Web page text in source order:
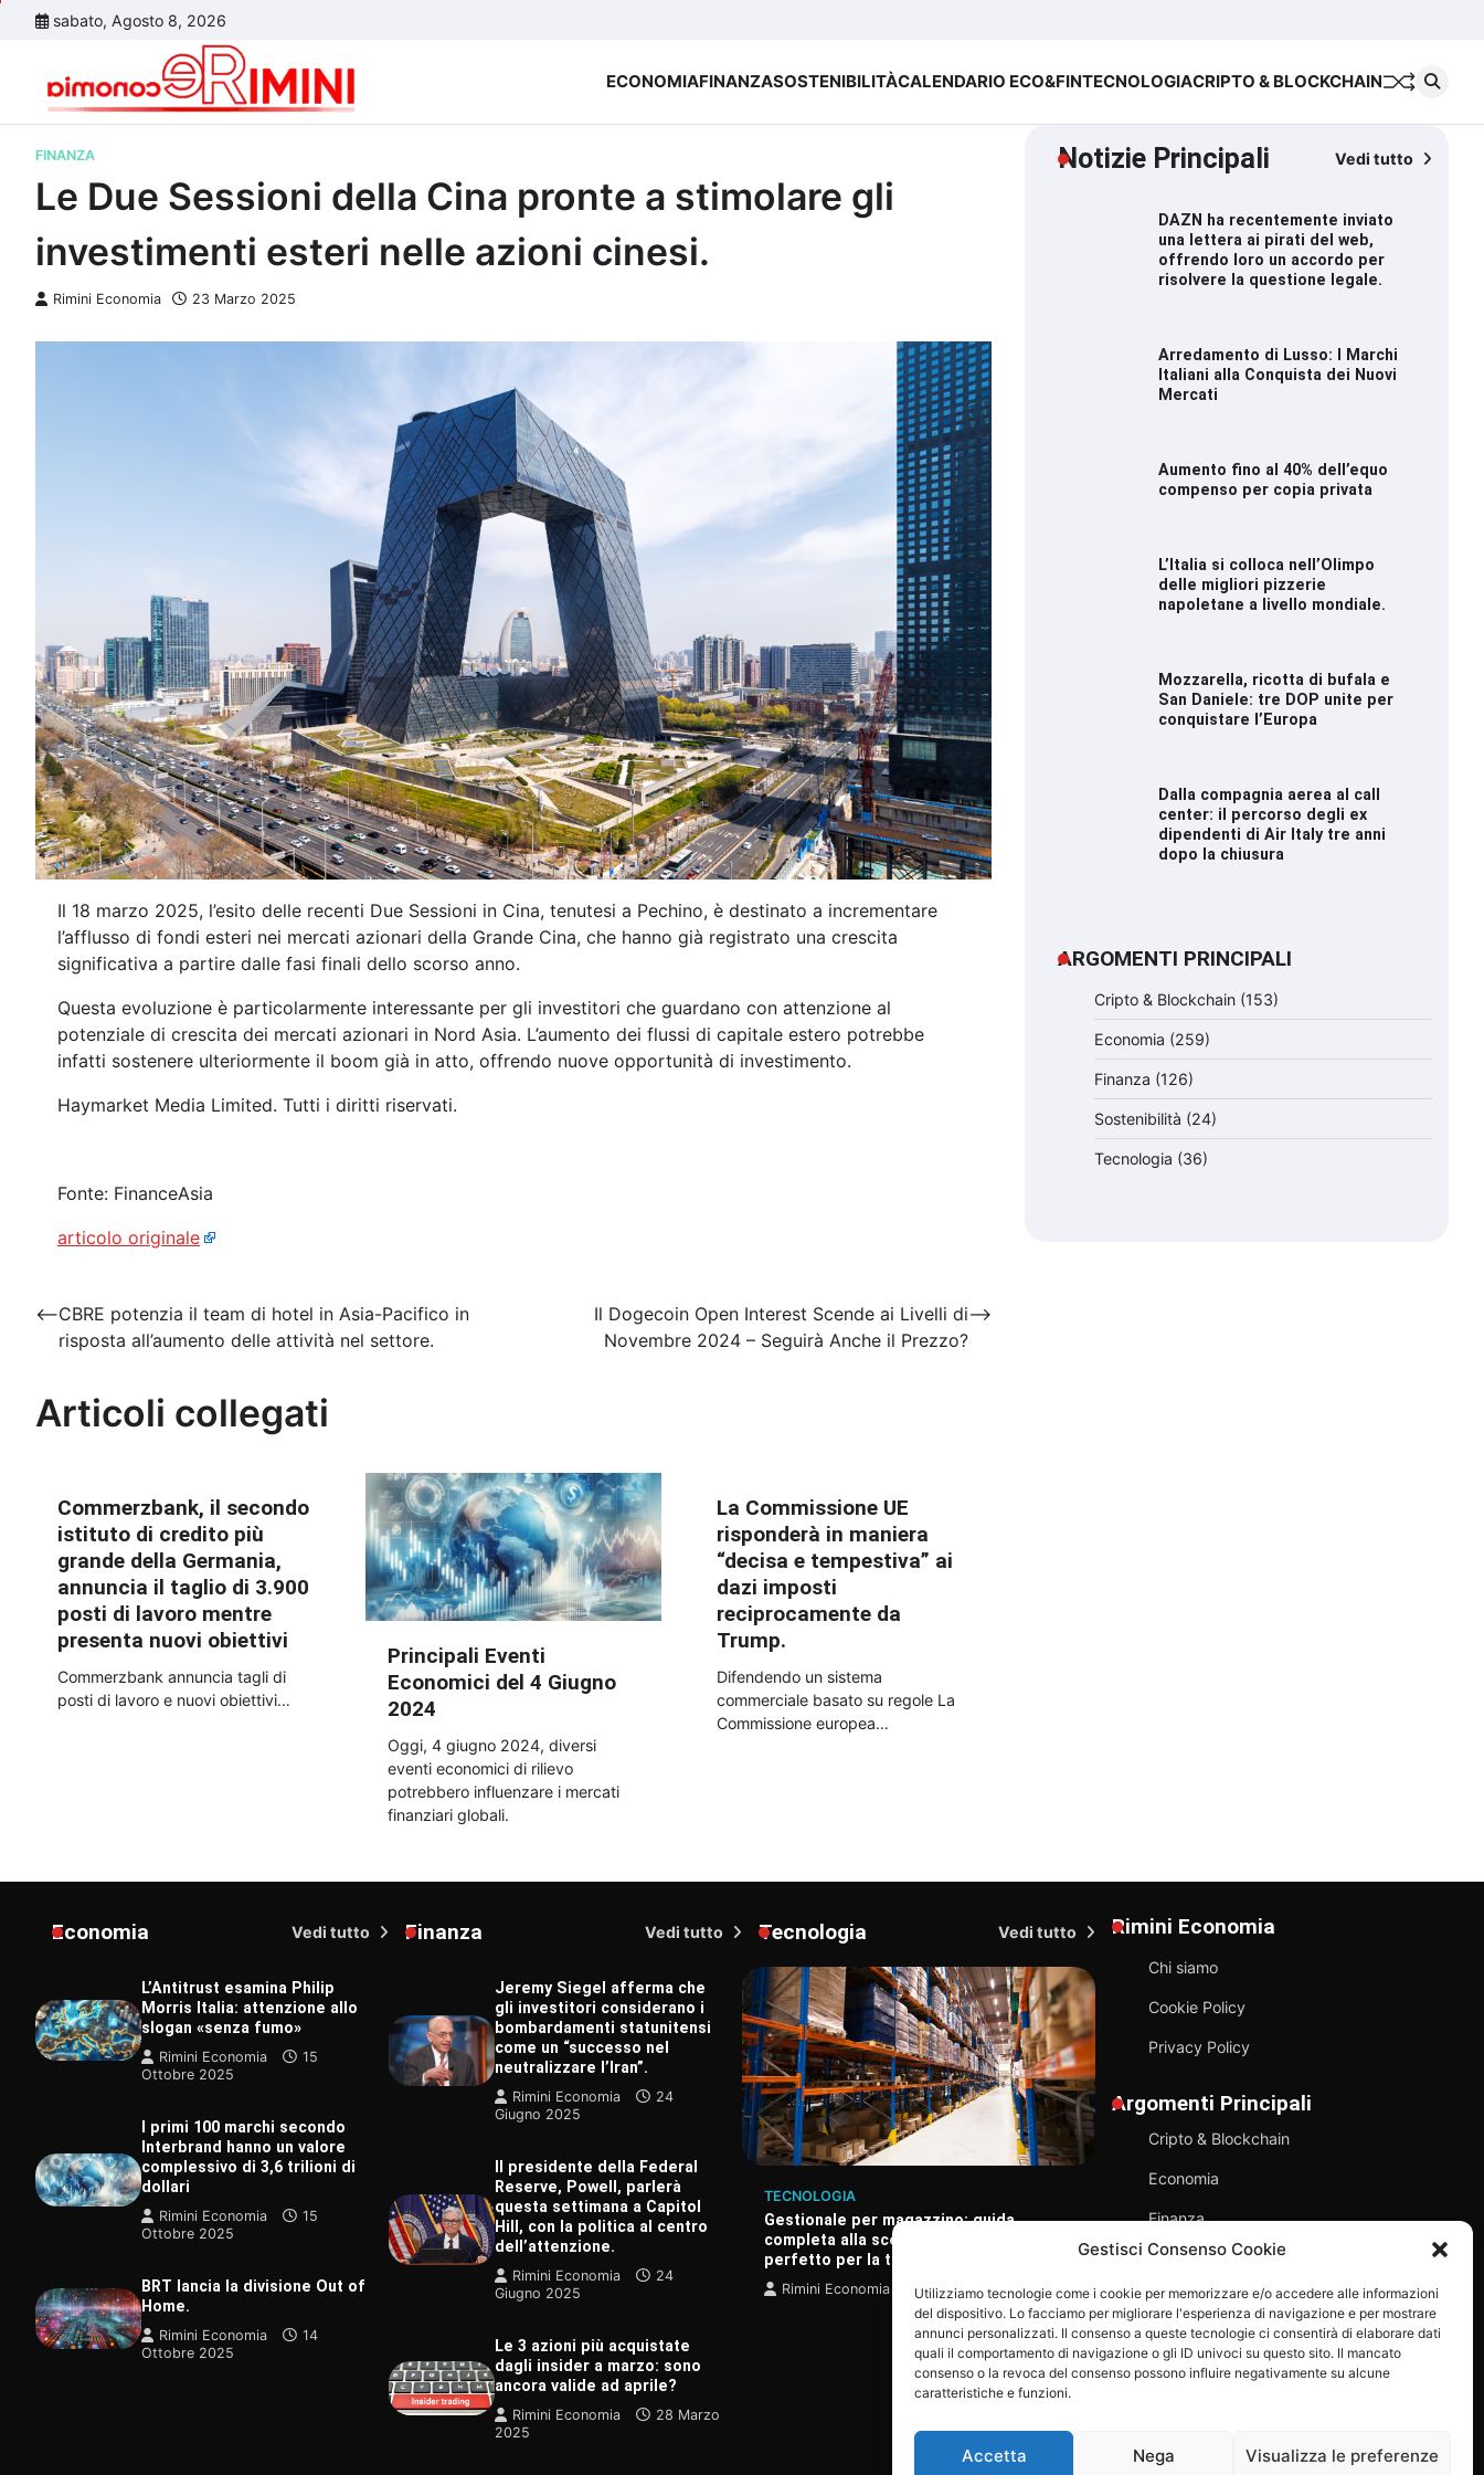
Gestisci Consenso Cookie
Utilizziamo tecnologie come i cookie per memorizzare e/o accedere alle informazioni
del dispositivo. Lo facciamo per migliorare l'esperienza di navigazione e per mostrare
annunci personalizzati. Il consenso a queste tecnologie ci consentirà di elaborare dati
quali il comportamento di navigazione o gli ID univoci su questo sito. Il mancato
consenso o la revoca del consenso possono influire negativamente su alcune
caratteristiche e funzioni.
Accetta Nega Visualizza le preferenze
sabato, Agosto 8, 2026
ECONOMIAFINANZASOSTENIBILITÀCALENDARIO ECO&FINTECNOLOGIACRIPTO & BLOCKCHAIN
FINANZA
Le Due Sessioni della Cina pronte a stimolare gli
investimenti esteri nelle azioni cinesi.
Rimini Economia 23 Marzo 2025
Il 18 marzo 2025, l’esito delle recenti Due Sessioni in Cina, tenutesi a Pechino, è destinato a incrementare
l’afflusso di fondi esteri nei mercati azionari della Grande Cina, che hanno già registrato una crescita
significativa a partire dalle fasi finali dello scorso anno.
Questa evoluzione è particolarmente interessante per gli investitori che guardano con attenzione al
potenziale di crescita dei mercati azionari in Nord Asia. L’aumento dei flussi di capitale estero potrebbe
infatti sostenere ulteriormente il boom già in atto, offrendo nuove opportunità di investimento.
Haymarket Media Limited. Tutti i diritti riservati.
Fonte: FinanceAsia
articolo originale
Navigazione
articoli
⟵CBRE potenzia il team di hotel in Asia-Pacifico in
risposta all’aumento delle attività nel settore.
Il Dogecoin Open Interest Scende ai Livelli di
Novembre 2024 – Seguirà Anche il Prezzo?
⟶
Articoli collegati
Commerzbank, il secondo
istituto di credito più
grande della Germania,
annuncia il taglio di 3.900
posti di lavoro mentre
presenta nuovi obiettivi
Commerzbank annuncia tagli di
posti di lavoro e nuovi obiettivi…
Principali Eventi
Economici del 4 Giugno
2024
Oggi, 4 giugno 2024, diversi
eventi economici di rilievo
potrebbero influenzare i mercati
finanziari globali.
La Commissione UE
risponderà in maniera
“decisa e tempestiva” ai
dazi imposti
reciprocamente da
Trump.
Difendendo un sistema
commerciale basato su regole La
Commissione europea…
Notizie Principali Vedi tutto
DAZN ha recentemente inviato
una lettera ai pirati del web,
offrendo loro un accordo per
risolvere la questione legale.
Arredamento di Lusso: I Marchi
Italiani alla Conquista dei Nuovi
Mercati
Aumento fino al 40% dell’equo
compenso per copia privata
L’Italia si colloca nell’Olimpo
delle migliori pizzerie
napoletane a livello mondiale.
Mozzarella, ricotta di bufala e
San Daniele: tre DOP unite per
conquistare l’Europa
Dalla compagnia aerea al call
center: il percorso degli ex
dipendenti di Air Italy tre anni
dopo la chiusura
ARGOMENTI PRINCIPALI
Cripto & Blockchain (153)
Economia (259)
Finanza (126)
Sostenibilità (24)
Tecnologia (36)
Economia Vedi tutto
L’Antitrust esamina Philip
Morris Italia: attenzione allo
slogan «senza fumo»
Rimini Economia
15
Ottobre 2025
I primi 100 marchi secondo
Interbrand hanno un valore
complessivo di 3,6 trilioni di
dollari
Rimini Economia
15
Ottobre 2025
BRT lancia la divisione Out of
Home.
Rimini Economia
14
Ottobre 2025
Finanza Vedi tutto
Jeremy Siegel afferma che
gli investitori considerano i
bombardamenti statunitensi
come un “successo nel
neutralizzare l’Iran”.
Rimini Economia
24
Giugno 2025
Il presidente della Federal
Reserve, Powell, parlerà
questa settimana a Capitol
Hill, con la politica al centro
dell’attenzione.
Rimini Economia
24
Giugno 2025
Le 3 azioni più acquistate
dagli insider a marzo: sono
ancora valide ad aprile?
Rimini Economia
28 Marzo
2025
Tecnologia Vedi tutto
TECNOLOGIA
È stato appena scoperto un nuovo
gruppo sanguigno, considerato il più
Rimini Economia 24 Giugno 2025
TECNOLOGIA
Gestionale per magazzino: guida
completa alla scelta del software
perfetto per la tua azienda
Rimini Economia 20 Dicembre 2025
La società di navigazione giapponese
piattaforma per il pagamento degli
stipendi destinata ai marittimi.
Rimini Economia 24 Giugno 2025
Rimini Economia
Chi siamo
Cookie Policy
Privacy Policy
Argomenti Principali
Cripto & Blockchain
Economia
Finanza
Sostenibilità
Tecnologia